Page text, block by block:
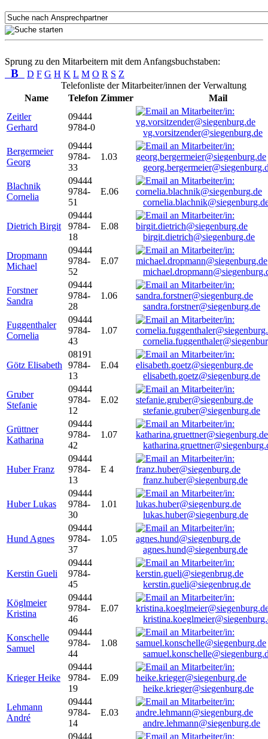
Sprung zu den Mitarbeitern mit dem Anfangsbuchstaben:
B D F G H K L M O R S Z
Telefonliste der Mitarbeiter/innen der Verwaltung
Name
Telefon Zimmer
Mail
Zeitler
Gerhard
09444
9784-0
vg.vorsitzender@siegenburg.de
Bergermeier
Georg
09444
9784-
33
1.03
Blachnik
Cornelia
09444
9784-
51
E.06
Dietrich Birgit
09444
9784-
18
E.08
birgit.dietrich@siegenburg.de
Dropmann
Michael
09444
9784-
52
E.07
Forstner
Sandra
09444
9784-
28
1.06
sandra.forstner@siegenburg.de
Fuggenthaler
Cornelia
09444
9784-
43
1.07
Götz Elisabeth
08191
9784-
13
E.04
elisabeth.goetz@siegenburg.de
Gruber
Stefanie
09444
9784-
12
E.02
stefanie.gruber@siegenburg.de
Grüttner
Katharina
09444
9784-
42
1.07
Huber Franz
09444
9784-
13
E 4
franz.huber@siegenburg.de
Huber Lukas
09444
9784-
30
1.01
lukas.huber@siegenburg.de
Hund Agnes
09444
9784-
37
1.05
agnes.hund@siegenburg.de
Kerstin Gueli
09444
9784-
45
kerstin.gueli@siegenbrug.de
Köglmeier
Kristina
09444
9784-
46
E.07
Konschelle
Samuel
09444
9784-
44
1.08
Krieger Heike
09444
9784-
19
E.09
heike.krieger@siegenburg.de
Lehmann
André
09444
9784-
14
E.03
andre.lehmann@siegenburg.de
09444